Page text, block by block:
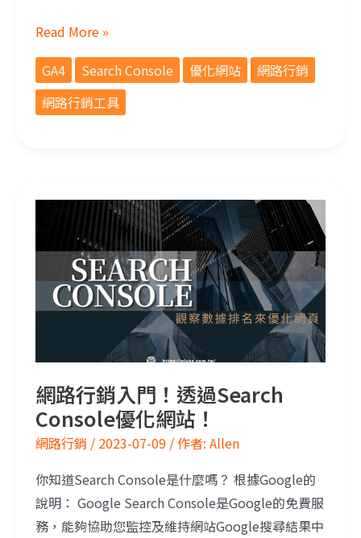
Read More »
GA4
Search Console 優化網站
網路行銷
網路行銷工具
網路行銷入門！透過Search
Console優化網站！
網路行銷 / 2023-07-09 / 作者: Allen
你知道Search Console是什麼嗎？ 根據Google的
說明： Google Search Console是Google的免費服
務，能夠協助您監控及維持網站Google搜尋結果中
網路行銷入門！透過Search Console優化網站！